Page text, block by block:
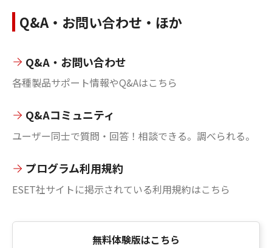
Q&A・お問い合わせ・ほか
Q&A・お問い合わせ
各種製品サポート情報やQ&Aはこちら
Q&Aコミュニティ
ユーザー同士で質問・回答！相談できる。調べられる。
プログラム利用規約
ESET社サイトに掲示されている利用規約はこちら
無料体験版はこちら